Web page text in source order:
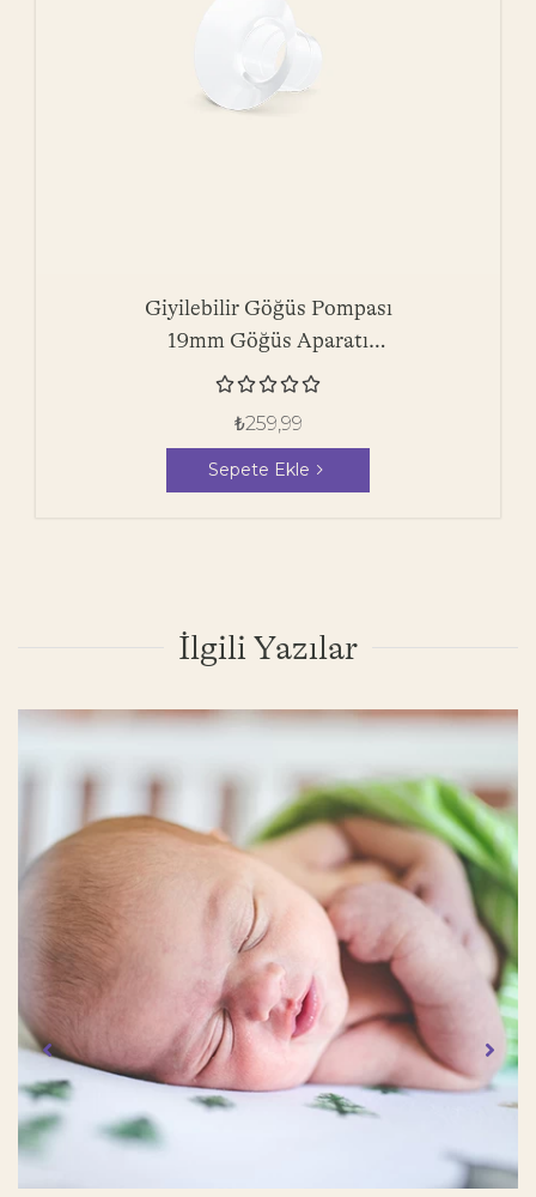
Giyilebilir Göğüs Pompası
19mm Göğüs Aparatı
Silikon Uç- 1 Adet

₺259,99
Sepete Ekle
İlgili Yazılar